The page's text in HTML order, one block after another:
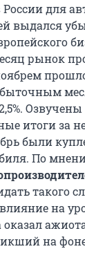
для
выдался
рынок
итоги за
были
По
такого
на
оказал
на